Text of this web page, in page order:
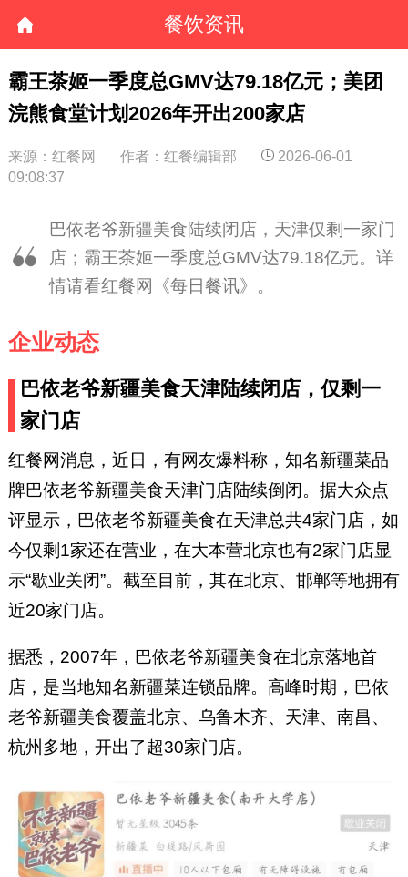
餐饮资讯
霸王茶姬一季度总GMV达79.18亿元；美团
浣熊食堂计划2026年开出200家店
来源：红餐网 作者：红餐编辑部
2026-06-01
09:08:37
巴依老爷新疆美食陆续闭店，天津仅剩一家门
店；霸王茶姬一季度总GMV达79.18亿元。详
情请看红餐网《每日餐讯》。
企业动态
巴依老爷新疆美食天津陆续闭店，仅剩一
家门店
红餐网消息，近日，有网友爆料称，知名新疆菜品
牌巴依老爷新疆美食天津门店陆续倒闭。据大众点
评显示，巴依老爷新疆美食在天津总共4家门店，如
今仅剩1家还在营业，在大本营北京也有2家门店显
示“歇业关闭”。截至目前，其在北京、邯郸等地拥有
近20家门店。
据悉，2007年，巴依老爷新疆美食在北京落地首
店，是当地知名新疆菜连锁品牌。高峰时期，巴依
老爷新疆美食覆盖北京、乌鲁木齐、天津、南昌、
杭州多地，开出了超30家门店。